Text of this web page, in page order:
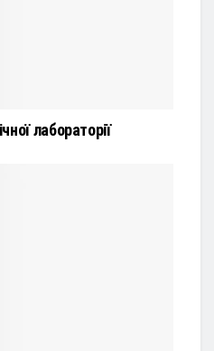
лабораторії